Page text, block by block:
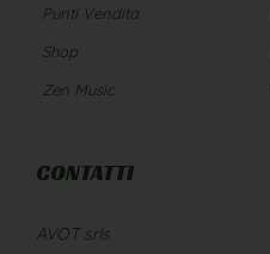
Punti Vendita
Shop
Zen Music
CONTATTI
AVOT srls